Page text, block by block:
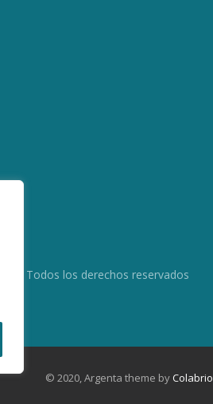
Todos los derechos reservados
© 2020, Argenta theme byColabrio